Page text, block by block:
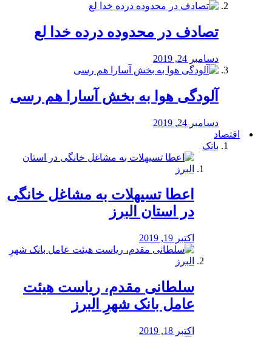
تصادف در محدوده درده خدا لع
دسامبر 24, 2019
آلودگی هوا به بخش آسارا هم رسی
دسامبر 24, 2019
اقتصاد
بانک
️اعطا تسیهلات به مشاغل خانگی
در استان البرز
اکتبر 19, 2019
سلطانی مقدم، ریاست هیئت
عامل بانک شهرِ البرز
اکتبر 18, 2019